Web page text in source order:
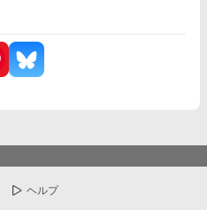
いうものだった。 ロイは妻であるリ
、悲しみに苛まれている。あまりの辛
すら忘却してしまったらしい。半ば強
れるサラは、彼に己を『サラ』と名乗
お前のような娼夫など必要としていな
からは罵詈雑言が放たれた。ロイは穢
ていないようだった。 しかし、最大の
れていることではない。 サラが未だに
事実だ。 仕方なく、『恋愛感情抹消魔
だが——…… ☆お読みくださり
ヘルプ